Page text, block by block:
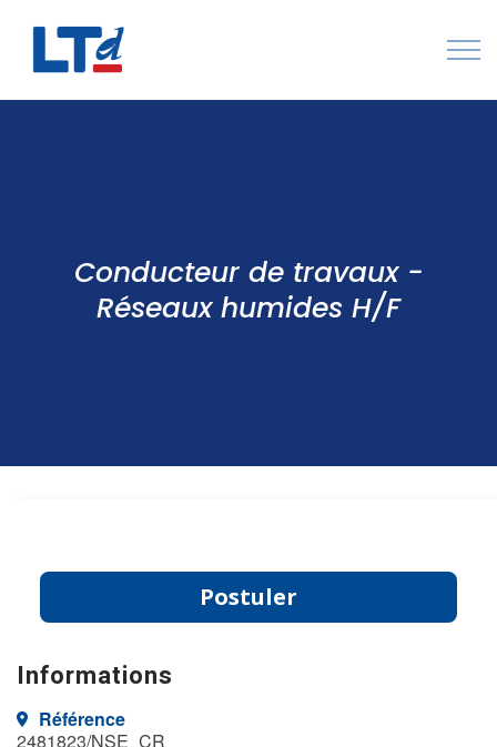
Contactez-nous
Conducteur de travaux -
Réseaux humides H/F
Postuler
Informations
Référence
2481823/NSE_CR